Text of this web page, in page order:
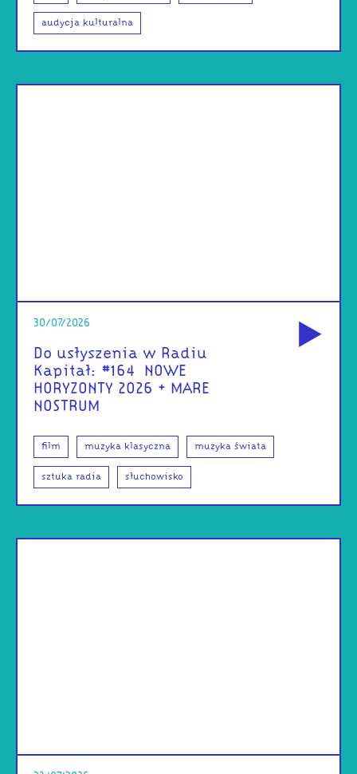
audycja kulturalna
30/07/2026
Do usłyszenia w Radiu
Kapitał: #164 | NOWE
HORYZONTY 2026 + MARE
NOSTRUM
film muzyka klasyczna muzyka świata
sztuka radia słuchowisko